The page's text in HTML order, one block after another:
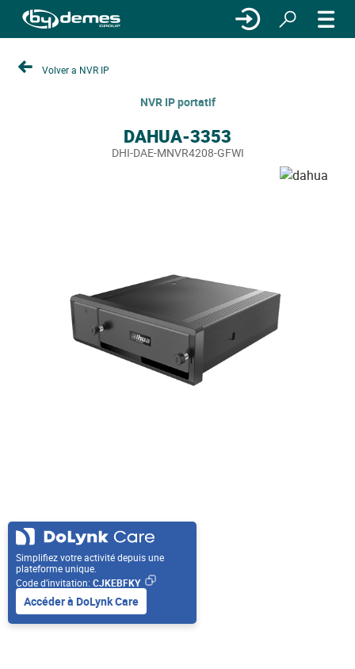
Volver a NVR IP
NVR IP portatif
DAHUA-3353
DHI-DAE-MNVR4208-GFWI
Simplifiez votre activité depuis une
plateforme unique.
Code d’invitation: CJKEBFKY
Accéder à DoLynk Care